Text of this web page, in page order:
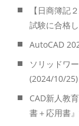
【日商簿記
試験に合格
AutoCAD
ソリッドワ
(2024/10/25)
CAD新人教
書＋応用書